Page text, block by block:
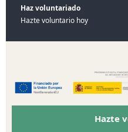
Haz voluntariado
Hazte voluntario hoy
transformación y resiliencia
Hazte